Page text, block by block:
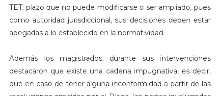
TET, plazo que no puede modificarse o ser ampliado, pues
como autoridad jurisdiccional, sus decisiones deben estar
apegadas a lo establecido en la normatividad.
Además los magistrados, durante sus intervenciones
destacaron que existe una cadena impugnativa, es decir,
que en caso de tener alguna inconformidad a partir de las